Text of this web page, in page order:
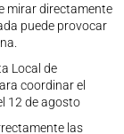
mirar directamente
puede provocar
Local de
coordinar el
12 de agosto
las